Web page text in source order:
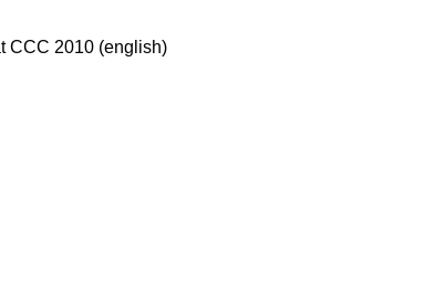
CCC 2010 (english)